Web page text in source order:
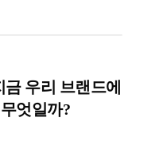
우리 브랜드에
엇일까?